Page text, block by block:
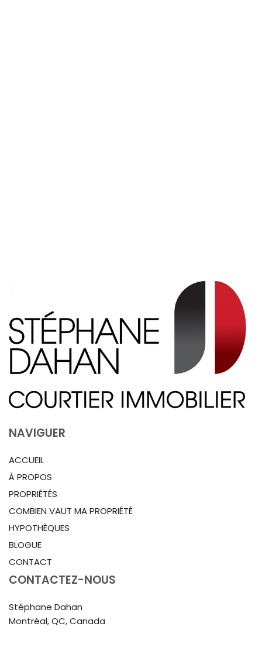
NAVIGUER
ACCUEIL
À PROPOS
PROPRIÉTÉS
COMBIEN VAUT MA PROPRIÉTÉ
HYPOTHÈQUES
BLOGUE
CONTACT
CONTACTEZ-NOUS
Stéphane Dahan
Montréal, QC, Canada